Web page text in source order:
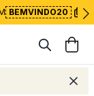
BEMVINDO20